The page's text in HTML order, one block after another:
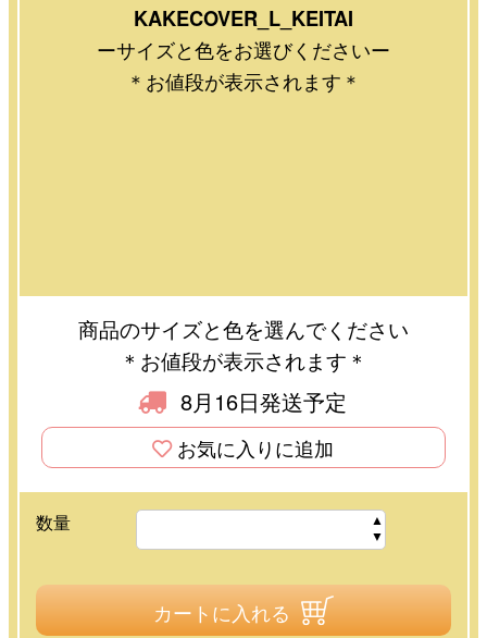
KAKECOVER_L_KEITAI
ーサイズと色をお選びくださいー
＊お値段が表示されます＊
商品のサイズと色を選んでください
＊お値段が表示されます＊
8月16日発送予定
お気に入りに追加
数量
カートに入れる